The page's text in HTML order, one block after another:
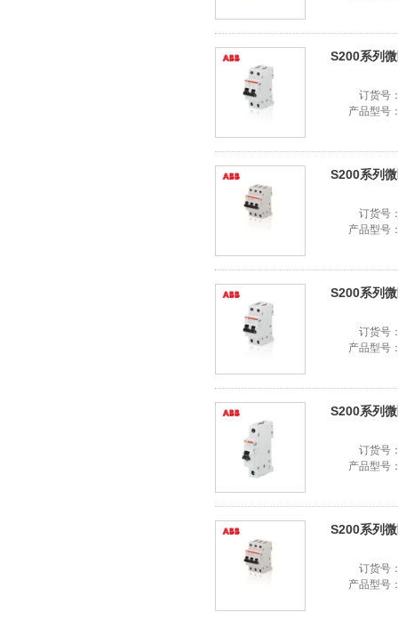
S200系列
订货号
产品型号
S200系列
订货号
产品型号
S200系列
订货号
产品型号
S200系列
订货号
产品型号
S200系列
订货号
产品型号